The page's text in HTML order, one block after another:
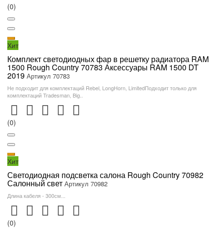
(0)
Хит
Комплект светодиодных фар в решетку радиатора RAM
1500 Rough Country 70783 Аксессуары RAM 1500 DT
2019 Артикул 70783
Не подходит для комплектаций Rebel, LongHorn, LimitedПодходит только для
комплектаций Tradesman, Big..
(0)
Хит
Светодиодная подсветка салона Rough Country 70982
Салонный свет Артикул 70982
Длина кабеля - 300см...
(0)